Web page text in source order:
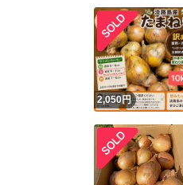
2,050円